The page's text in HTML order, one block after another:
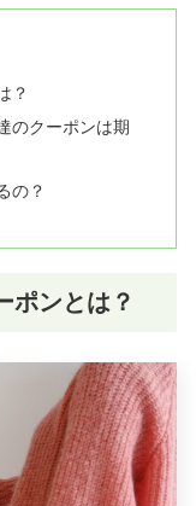
？
のクーポンは期
の？
ポンとは？